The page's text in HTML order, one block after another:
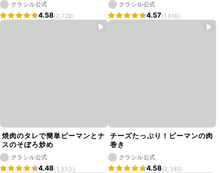
クラシル公式
4.58(2,728)
クラシル公式
4.57(1,618)
焼肉のタレで簡単ピーマンとナ
スのそぼろ炒め
クラシル公式
4.48(1,333)
チーズたっぷり！ピーマンの肉
巻き
クラシル公式
4.58(2,389)